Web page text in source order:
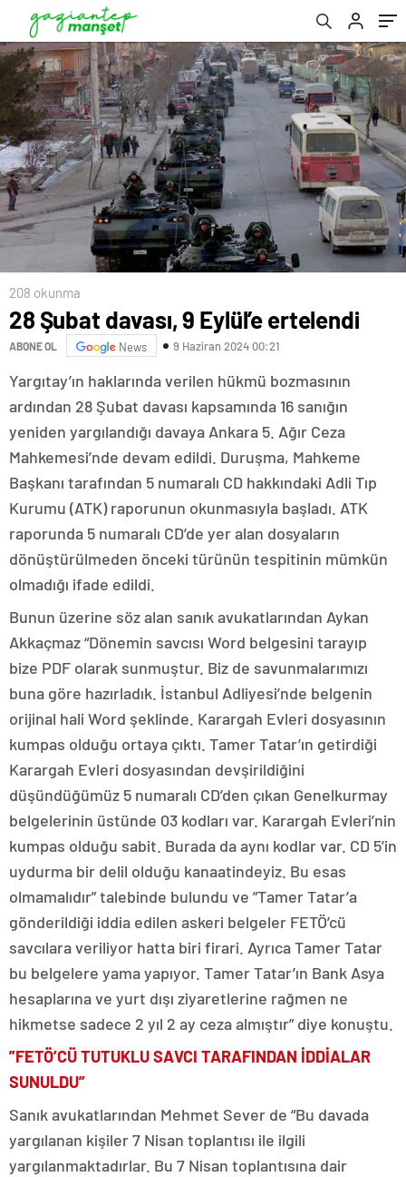
208 okunma
28 Şubat davası, 9 Eylül’e ertelendi
ABONE OL News 9 Haziran 2024 00:21
Yargıtay’ın haklarında verilen hükmü bozmasının
ardından 28 Şubat davası kapsamında 16 sanığın
yeniden yargılandığı davaya Ankara 5. Ağır Ceza
Mahkemesi’nde devam edildi. Duruşma, Mahkeme
Başkanı tarafından 5 numaralı CD hakkındaki Adli Tıp
Kurumu (ATK) raporunun okunmasıyla başladı. ATK
raporunda 5 numaralı CD’de yer alan dosyaların
dönüştürülmeden önceki türünün tespitinin mümkün
olmadığı ifade edildi.
Bunun üzerine söz alan sanık avukatlarından Aykan
Akkaçmaz “Dönemin savcısı Word belgesini tarayıp
bize PDF olarak sunmuştur. Biz de savunmalarımızı
buna göre hazırladık. İstanbul Adliyesi’nde belgenin
orijinal hali Word şeklinde. Karargah Evleri dosyasının
kumpas olduğu ortaya çıktı. Tamer Tatar’ın getirdiği
Karargah Evleri dosyasından devşirildiğini
düşündüğümüz 5 numaralı CD’den çıkan Genelkurmay
belgelerinin üstünde 03 kodları var. Karargah Evleri’nin
kumpas olduğu sabit. Burada da aynı kodlar var. CD 5’in
uydurma bir delil olduğu kanaatindeyiz. Bu esas
olmamalıdır” talebinde bulundu ve ”Tamer Tatar’a
gönderildiği iddia edilen askeri belgeler FETÖ’cü
savcılara veriliyor hatta biri firari. Ayrıca Tamer Tatar
bu belgelere yama yapıyor. Tamer Tatar’ın Bank Asya
hesaplarına ve yurt dışı ziyaretlerine rağmen ne
hikmetse sadece 2 yıl 2 ay ceza almıştır” diye konuştu.
”FETÖ’CÜ TUTUKLU SAVCI TARAFINDAN İDDİALAR
SUNULDU”
Sanık avukatlarından Mehmet Sever de “Bu davada
yargılanan kişiler 7 Nisan toplantısı ile ilgili
yargılanmaktadırlar. Bu 7 Nisan toplantısına dair